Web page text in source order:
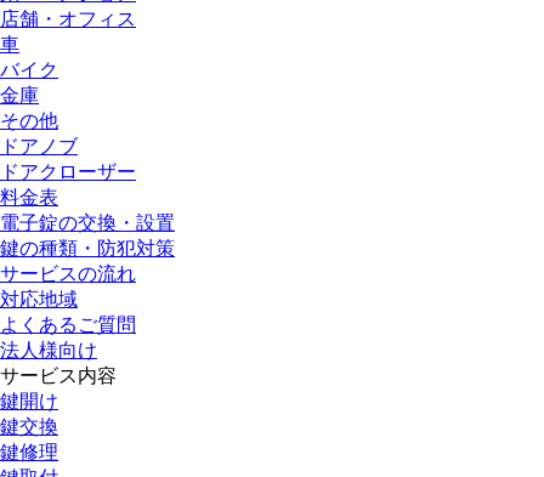
店舗・オフィス
車
バイク
金庫
その他
ドアノブ
ドアクローザー
料金表
電子錠の交換・設置
鍵の種類・防犯対策
サービスの流れ
対応地域
よくあるご質問
法人様向け
サービス内容
鍵開け
鍵交換
鍵修理